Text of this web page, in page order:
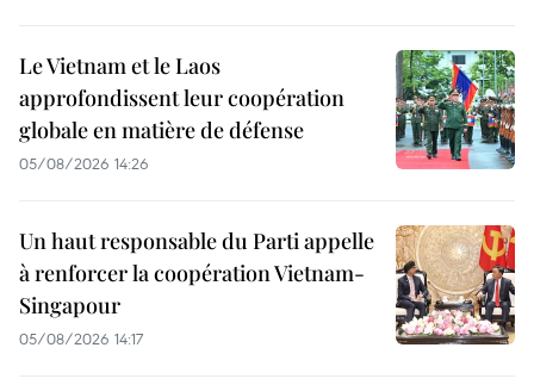
Le Vietnam et le Laos
approfondissent leur coopération
globale en matière de défense
05/08/2026 14:26
Un haut responsable du Parti appelle
à renforcer la coopération Vietnam-
Singapour
05/08/2026 14:17